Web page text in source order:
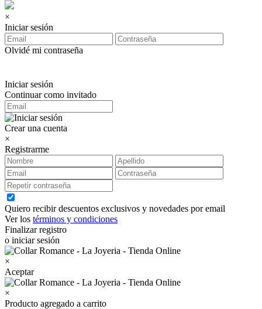
×
Iniciar sesión
Olvidé mi contraseña
Iniciar sesión
Continuar como invitado
Crear una cuenta
×
Registrarme
Quiero recibir descuentos exclusivos y novedades por email
Ver los términos y condiciones
Finalizar registro
o iniciar sesión
×
Aceptar
×
Producto agregado a carrito